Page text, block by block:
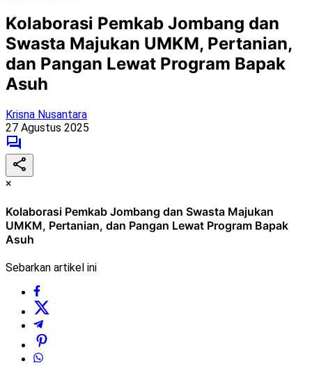
Kolaborasi Pemkab Jombang dan
Swasta Majukan UMKM, Pertanian,
dan Pangan Lewat Program Bapak
Asuh
Krisna Nusantara
27 Agustus 2025
×
Kolaborasi Pemkab Jombang dan Swasta Majukan
UMKM, Pertanian, dan Pangan Lewat Program Bapak
Asuh
Sebarkan artikel ini